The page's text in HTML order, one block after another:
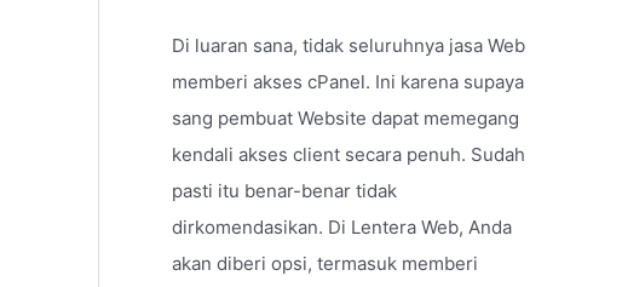
Di luaran sana, tidak seluruhnya jasa Web
memberi akses cPanel. Ini karena supaya
sang pembuat Website dapat memegang
kendali akses client secara penuh. Sudah
pasti itu benar-benar tidak
dirkomendasikan. Di Lentera Web, Anda
akan diberi opsi, termasuk memberi